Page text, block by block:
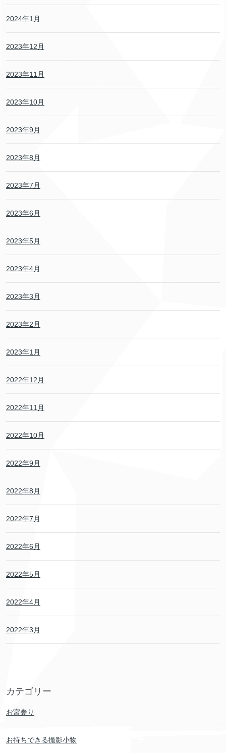
2024年1月
2023年12月
2023年11月
2023年10月
2023年9月
2023年8月
2023年7月
2023年6月
2023年5月
2023年4月
2023年3月
2023年2月
2023年1月
2022年12月
2022年11月
2022年10月
2022年9月
2022年8月
2022年7月
2022年6月
2022年5月
2022年4月
2022年3月
カテゴリー
お宮参り
お持ちできる撮影小物